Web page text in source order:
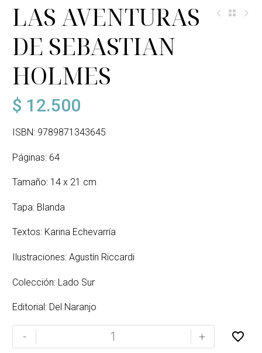
LAS AVENTURAS
DE SEBASTIAN
HOLMES
$ 12.500
ISBN: 9789871343645
Páginas: 64
Tamaño: 14 x 21 cm
Tapa: Blanda
Textos: Karina Echevarría
Ilustraciones: Agustín Riccardi
Colección: Lado Sur
Editorial: Del Naranjo
-
AVENTURAS
+